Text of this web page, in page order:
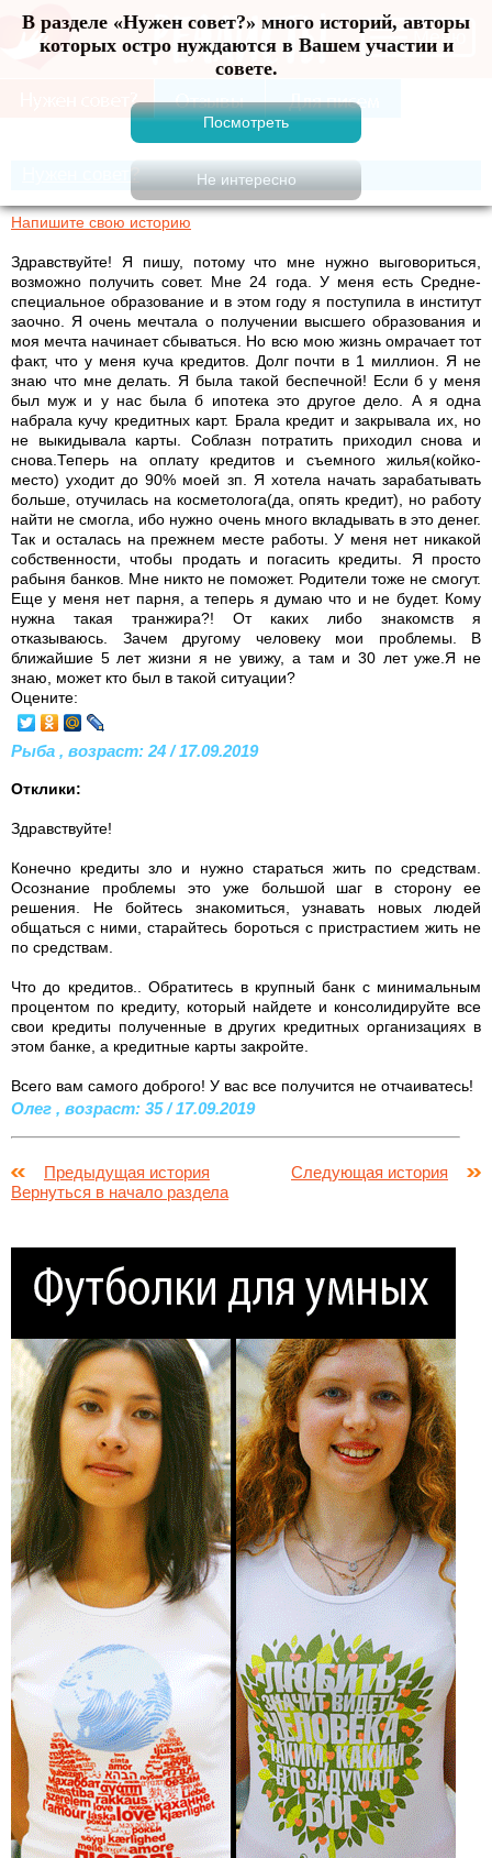
В разделе «Нужен совет?» много историй, авторы
которых остро нуждаются в Вашем участии и
совете.
Меню
Нужен совет?
Напишите свою историю
Здравствуйте! Я пишу, потому что мне нужно выговориться,
возможно получить совет. Мне 24 года. У меня есть Средне-
специальное образование и в этом году я поступила в институт
заочно. Я очень мечтала о получении высшего образования и
моя мечта начинает сбываться. Но всю мою жизнь омрачает тот
факт, что у меня куча кредитов. Долг почти в 1 миллион. Я не
знаю что мне делать. Я была такой беспечной! Если б у меня
был муж и у нас была б ипотека это другое дело. А я одна
набрала кучу кредитных карт. Брала кредит и закрывала их, но
не выкидывала карты. Соблазн потратить приходил снова и
снова.Теперь на оплату кредитов и съемного жилья(койко-
место) уходит до 90% моей зп. Я хотела начать зарабатывать
больше, отучилась на косметолога(да, опять кредит), но работу
найти не смогла, ибо нужно очень много вкладывать в это денег.
Так и осталась на прежнем месте работы. У меня нет никакой
собственности, чтобы продать и погасить кредиты. Я просто
рабыня банков. Мне никто не поможет. Родители тоже не смогут.
Еще у меня нет парня, а теперь я думаю что и не будет. Кому
нужна такая транжира?! От каких либо знакомств я
отказываюсь. Зачем другому человеку мои проблемы. В
ближайшие 5 лет жизни я не увижу, а там и 30 лет уже.Я не
знаю, может кто был в такой ситуации?
Оцените:
Рыба , возраст: 24 / 17.09.2019
Отклики:
Здравствуйте!
Конечно кредиты зло и нужно стараться жить по средствам.
Осознание проблемы это уже большой шаг в сторону ее
решения. Не бойтесь знакомиться, узнавать новых людей
общаться с ними, старайтесь бороться с пристрастием жить не
по средствам.
Что до кредитов.. Обратитесь в крупный банк с минимальным
процентом по кредиту, который найдете и консолидируйте все
свои кредиты полученные в других кредитных организациях в
этом банке, а кредитные карты закройте.
Всего вам самого доброго! У вас все получится не отчаиватесь!
Олег , возраст: 35 / 17.09.2019
Предыдущая история
Следующая история
Вернуться в начало раздела